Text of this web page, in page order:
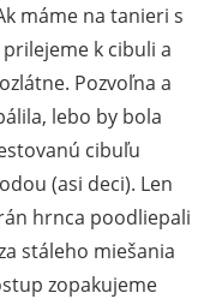
máme na tanieri s
k cibuli a
Pozvoľna a
lebo by bola
cibuľu
(asi deci). Len
hrnca poodliepali
stáleho miešania
zopakujeme